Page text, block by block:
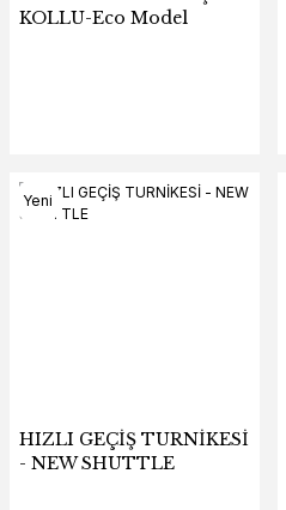
KOLLU-Eco Model
Yeni
HIZLI GEÇİŞ TURNİKESİ
- NEW SHUTTLE